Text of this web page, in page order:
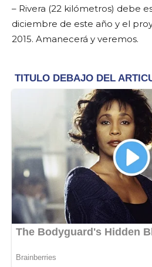
– Rivera (22 kilómetros) debe
diciembre de este año y el
2015. Amanecerá y veremos.